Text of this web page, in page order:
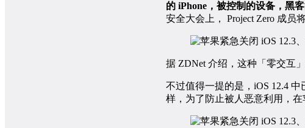
的 iPhone，被控制的设备，黑
安全大会上， Project Zero 成员
据 ZDNet 介绍，这种「零交互
不过值得一提的是，iOS 12.4 中
样，为了防止被人恶意利用，在